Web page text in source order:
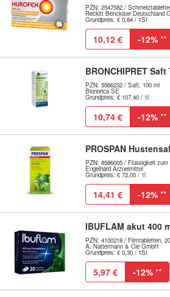
PZN: 2547582 /
Reckitt Benckiser Deutschland
Grundpreis: € 0,84 / 1St
10,12 € -12% **
BRONCHIPRET Saft
PZN: 5566232 / Saft, 100 ml
Bionorica SE
Grundpreis: € 107,40 / 1l
10,74 € -12% **
PROSPAN
PZN: 8586005 / Flüssigkeit
Engelhard Arzneimittel
Grundpreis: € 72,05 / 1l
14,41 € -12% **
IBUFLAM akut 400
PZN: 4100218 / Filmtabletten,
A. Nattermann & Cie GmbH
Grundpreis: € 0,30 / 1St
5,97 € -12% **